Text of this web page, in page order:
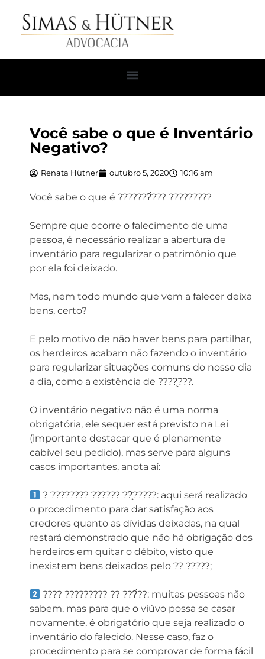
Você sabe o que é Inventário
Negativo?
Renata Hütner outubro 5, 2020 10:16 am
Você sabe o que é ???????́??? ?????????⁣⁣
Sempre que ocorre o falecimento de uma
pessoa, é necessário realizar a abertura de
inventário para regularizar o patrimônio que
por ela foi deixado.⁣⁣
Mas, nem todo mundo que vem a falecer deixa
bens, certo?⁣⁣
E pelo motivo de não haver bens para partilhar,
os herdeiros acabam não fazendo o inventário
para regularizar situações comuns do nosso dia
a dia, como a existência de ????̨???. ⁣⁣
O inventário negativo não é uma norma
obrigatória, ele sequer está previsto na Lei
(importante destacar que é plenamente
cabível seu pedido), mas serve para alguns
casos importantes, anota aí:⁣⁣
? ???????? ?????? ??̨?????: aqui será realizado
o procedimento para dar satisfação aos
credores quanto as dívidas deixadas, na qual
restará demonstrado que não há obrigação dos
herdeiros em quitar o débito, visto que
inexistem bens deixados pelo ?? ?????;⁣⁣
???? ????????? ?? ???́??: muitas pessoas não
sabem, mas para que o viúvo possa se casar
novamente, é obrigatório que seja realizado o
inventário do falecido. Nesse caso, faz o
procedimento para se comprovar de forma fácil